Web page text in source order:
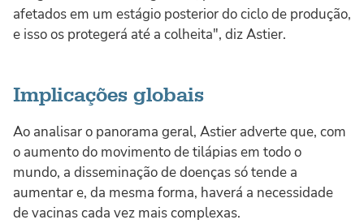
afetados em um estágio posterior do ciclo de produção,
e isso os protegerá até a colheita", diz Astier.
Implicações globais
Ao analisar o panorama geral, Astier adverte que, com
o aumento do movimento de tilápias em todo o
mundo, a disseminação de doenças só tende a
aumentar e, da mesma forma, haverá a necessidade
de vacinas cada vez mais complexas.